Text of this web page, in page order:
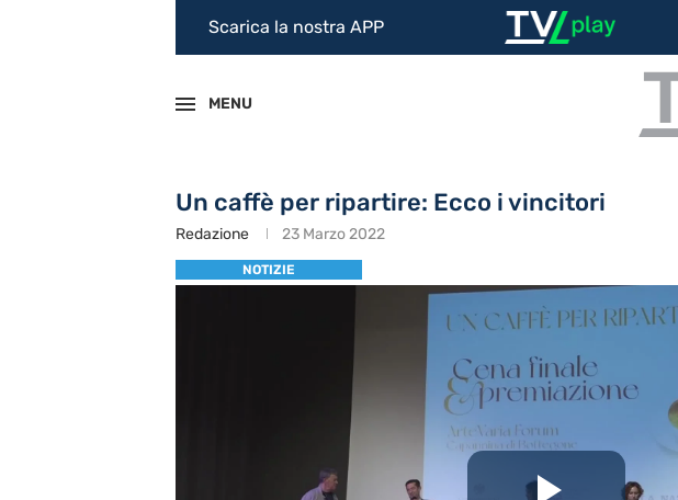
Scarica la nostra APP
MENU
Un caffè per ripartire: Ecco i vincitori
Redazione 23 Marzo 2022
NOTIZIE